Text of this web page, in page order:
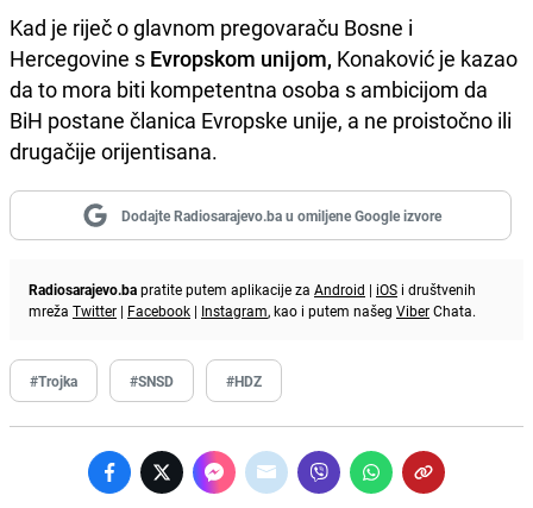
Kad je riječ o glavnom pregovaraču Bosne i
Hercegovine s Evropskom unijom, Konaković je kazao
da to mora biti kompetentna osoba s ambicijom da
BiH postane članica Evropske unije, a ne proistočno ili
drugačije orijentisana.
Dodajte Radiosarajevo.ba u omiljene Google izvore
Radiosarajevo.bapratite putem aplikacije za Android | iOS i društvenih
mreža Twitter | Facebook | Instagram, kao i putem našeg ViberChata.
#Trojka #SNSD #HDZ